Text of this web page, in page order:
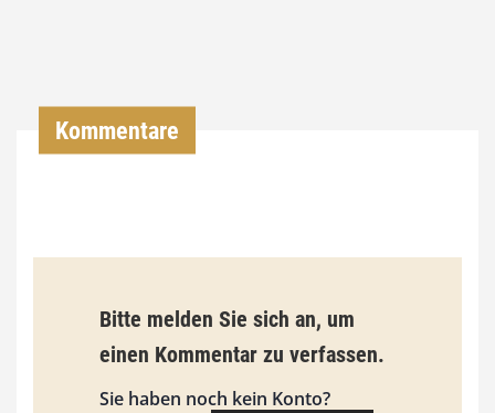
9
3
Kommentare
Bitte melden Sie sich an, um
einen Kommentar zu verfassen.
Sie haben noch kein Konto?